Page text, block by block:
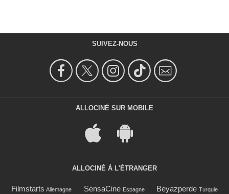
SUIVEZ-NOUS
ALLOCINÉ SUR MOBILE
ALLOCINÉ À L'ÉTRANGER
Filmstarts Allemagne SensaCine Espagne Beyazperde Turquie